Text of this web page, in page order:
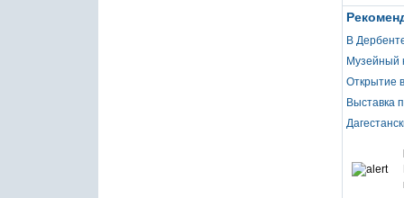
В
Музейный
Открытие
Выставка